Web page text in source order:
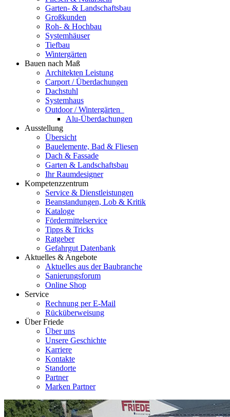
Garten- & Landschaftsbau
Großkunden
Roh- & Hochbau
Systemhäuser
Tiefbau
Wintergärten
Bauen nach Maß
Architekten Leistung
Carport / Überdachungen
Dachstuhl
Systemhaus
Outdoor / Wintergärten
Alu-Überdachungen
Ausstellung
Übersicht
Bauelemente, Bad & Fliesen
Dach & Fassade
Garten & Landschaftsbau
Ihr Raumdesigner
Kompetenzzentrum
Service & Dienstleistungen
Beanstandungen, Lob & Kritik
Kataloge
Fördermittelservice
Tipps & Tricks
Ratgeber
Gefahrgut Datenbank
Aktuelles & Angebote
Aktuelles aus der Baubranche
Sanierungsforum
Online Shop
Service
Rechnung per E-Mail
Rücküberweisung
Über Friede
Über uns
Unsere Geschichte
Karriere
Kontakte
Standorte
Partner
Marken Partner